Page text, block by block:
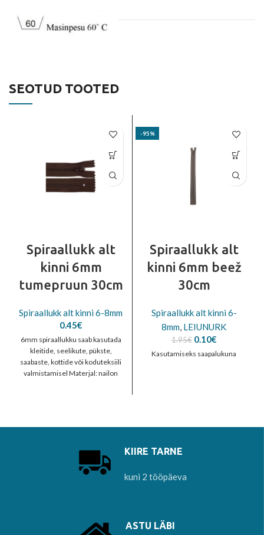
SEOTUD TOOTED
Spiraallukk alt
kinni 6mm
tumepruun 30cm
Spiraallukk alt kinni 6-8mm
0.45€
6mm spiraallukku saab kasutada
kleitide, seelikute, pükste,
saabaste, kottide või koduteksiili
valmistamisel Materjal: nailon
-95%
Spiraallukk alt
kinni 6mm beež
30cm
Spiraallukk alt kinni 6-
8mm, LEIUNURK
1.95€ Algne
0.10€Current
price
Kasutamiseks saapalukuna
KIIRE TARNE
kuni 2 tööpäeva
ASTU LÄBI